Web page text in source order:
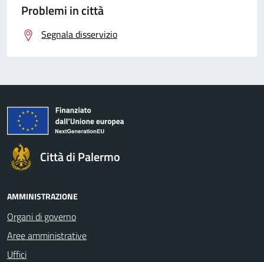
Problemi in città
Segnala disservizio
Città di Palermo
AMMINISTRAZIONE
Organi di governo
Aree amministrative
Uffici